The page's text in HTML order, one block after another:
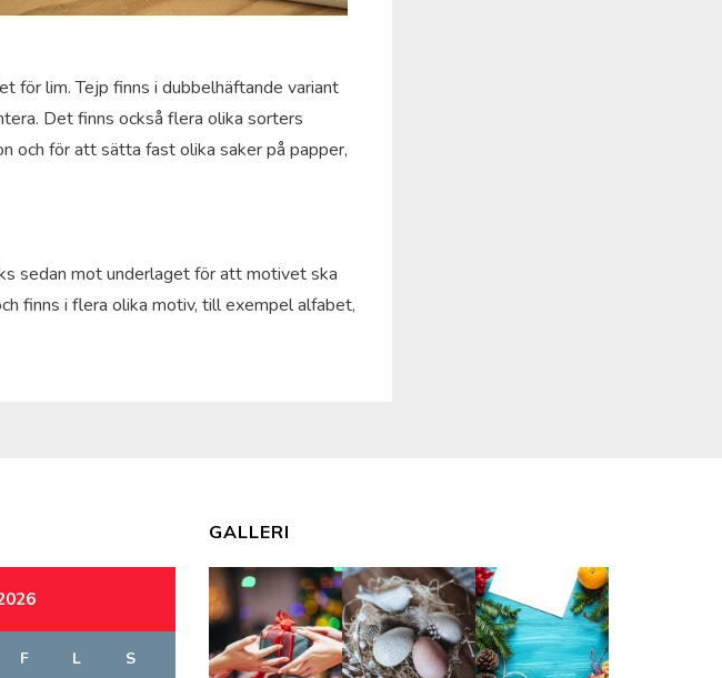
för lim. Tejp finns i dubbelhäftande variant
Det finns också flera olika sorters
och för att sätta fast olika saker på papper,
sedan mot underlaget för att motivet ska
finns i flera olika motiv, till exempel alfabet,
F L S
GALLERI